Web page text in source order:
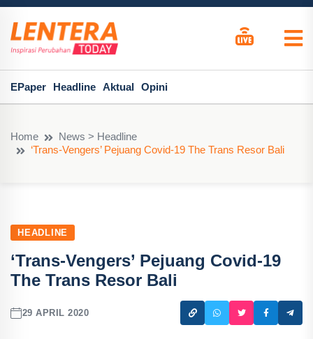
EPaper Headline Aktual Opini
Home
News > Headline
‘Trans-Vengers’ Pejuang Covid-19 The Trans Resor Bali
HEADLINE
‘Trans-Vengers’ Pejuang Covid-19
The Trans Resor Bali
29 APRIL 2020